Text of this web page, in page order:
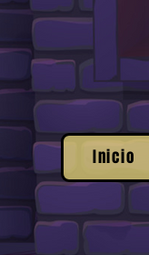
Inicio